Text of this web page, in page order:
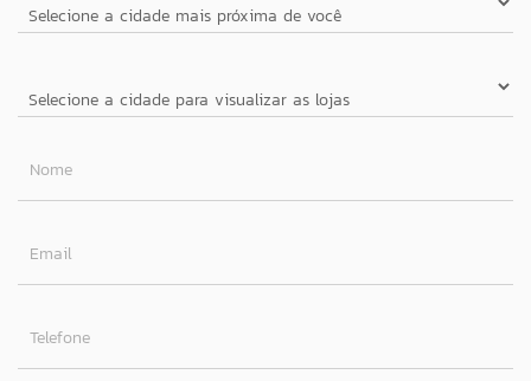
Nome
Email
Telefone